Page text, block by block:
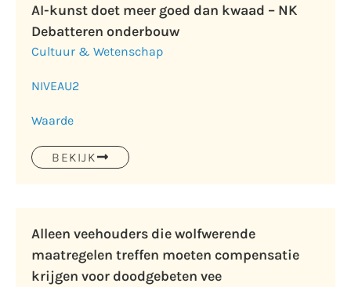
AI-kunst doet meer goed dan kwaad – NK
Debatteren onderbouw
Cultuur & Wetenschap
NIVEAU2
Waarde
BEKIJK
Alleen veehouders die wolfwerende
maatregelen treffen moeten compensatie
krijgen voor doodgebeten vee